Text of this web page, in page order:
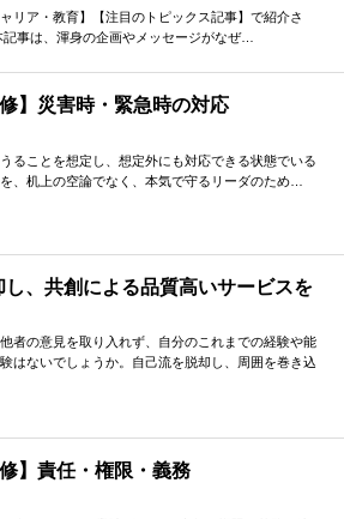
リア・教育】【注目のトピックス記事】で紹介さ
事は、渾身の企画やメッセージがなぜ…
修】災害時・緊急時の対応
ることを想定し、想定外にも対応できる状態でいる
、机上の空論でなく、本気で守るリーダのため…
し、共創による品質高いサービスを
者の意見を取り入れず、自分のこれまでの経験や能
はないでしょうか。自己流を脱却し、周囲を巻き込
修】責任・権限・義務